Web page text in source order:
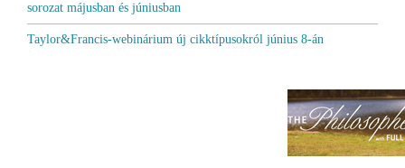
sorozat májusban és júniusban
Taylor&Francis-webinárium új cikktípusokról június 8-án